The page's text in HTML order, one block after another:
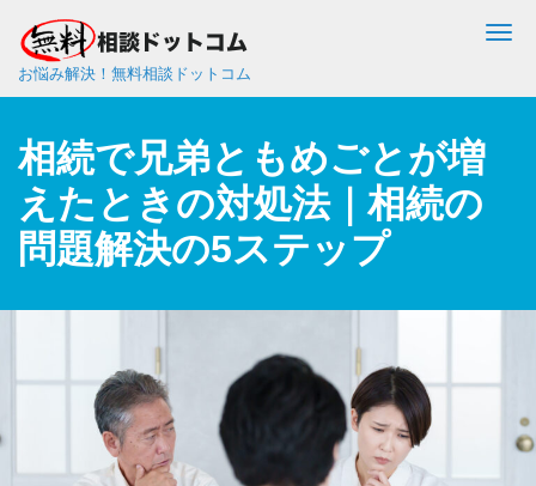
お悩み解決！無料相談ドットコム
相続で兄弟ともめごとが増
えたときの対処法｜相続の
問題解決の5ステップ